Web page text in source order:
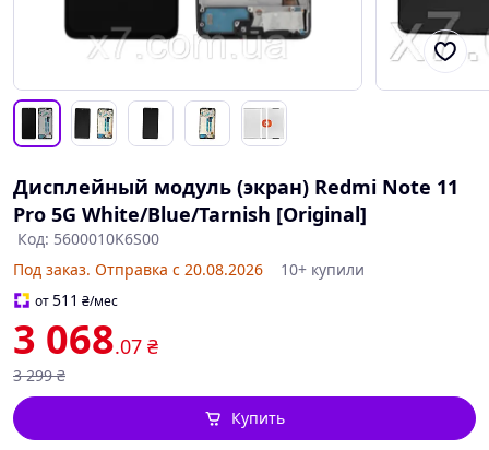
Дисплейный модуль (экран) Redmi Note 11
Pro 5G White/Blue/Tarnish [Original]
Код: 5600010K6S00
Под заказ. Отправка с 20.08.2026
10+ купили
от511 ₴/мес
3 068.07 ₴
3 299 ₴
Купить